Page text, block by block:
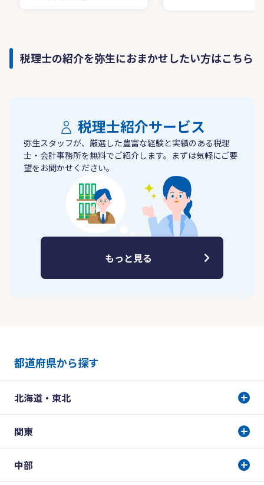
税理士の紹介を弥生におまかせしたい方はこちら
税理士紹介サービス
弥生スタッフが、厳選した豊富な経験と実績のある税理
士・会計事務所を無料でご紹介します。まずは気軽にご要
望をお聞かせください。
もっと見る
都道府県から探す
北海道・東北
関東
中部